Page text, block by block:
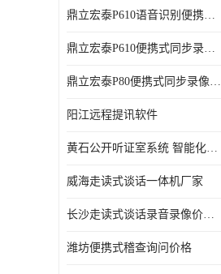
鼎立宏泰P610语音识别便携式同步录像设备支持双光驱加硬盘同步实时刻录哈希值加密画面合成远程指挥电子笔录温湿度音视频采集视频显示等功能于一体的移动办案终端
鼎立宏泰P610便携式同步录像设备支持双光驱加硬盘同步实时刻录哈希值加密画面合成远程指挥电子笔录温湿度音视频采集视频显示等功能于一体的移动办案终端
鼎立宏泰P80便携式同步录像设备支持双光驱加硬盘同步实时刻录哈希值加密画面合成远程指挥电子笔录温湿度音视频采集视频显示等功能于一体的移动办案终端
阳江远程提讯软件
黄石公开听证室系统 智能化水平
威海走读式谈话一体机厂家
长沙走读式谈话录音录像价格 高清录屏模式
潍坊便携式稽查询问价格